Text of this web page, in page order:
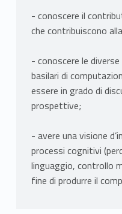
- conoscere il
che contribuiscono
- conoscere le
basilari di
essere in grado di
prospettive;
- avere una visione
processi cognitivi
linguaggio, controllo
fine di produrre il